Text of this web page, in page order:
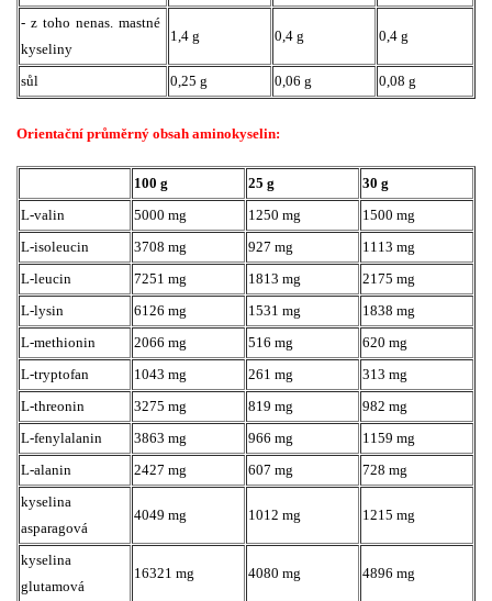
- z toho nenas. mastné
kyseliny
1,4 g 0,4 g 0,4 g
sůl 0,25 g 0,06 g 0,08 g
Orientační průměrný obsah aminokyselin:
100 g 25 g
30 g
L-valin
5000 mg 1250 mg
1500 mg
L-isoleucin
3708 mg 927 mg
1113 mg
L-leucin
7251 mg 1813 mg
2175 mg
L-lysin
6126 mg 1531 mg
1838 mg
L-methionin
2066 mg 516 mg
620 mg
L-tryptofan
1043 mg 261 mg
313 mg
L-threonin
3275 mg 819 mg
982 mg
L-fenylalanin
3863 mg 966 mg
1159 mg
L-alanin
2427 mg 607 mg
728 mg
kyselina
asparagová
4049 mg 1012 mg 1215 mg
kyselina
glutamová
16321 mg 4080 mg 4896 mg